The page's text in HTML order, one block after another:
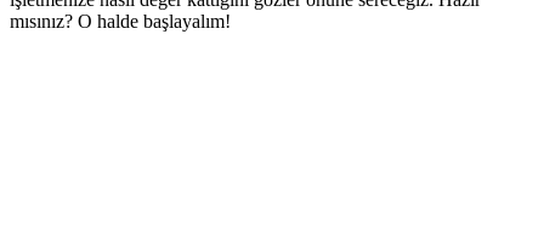
mısınız? O halde başlayalım!